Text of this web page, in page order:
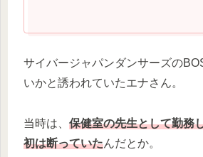
サイバージャパンダンサーズの
いかと誘われていたエナさん。
当時は、 保健室の先生として勤務
初は断っていたんだとか。